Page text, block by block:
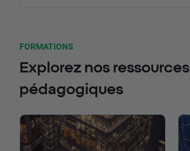
FORMATIONS
Explorez nos ressources
pédagogiques